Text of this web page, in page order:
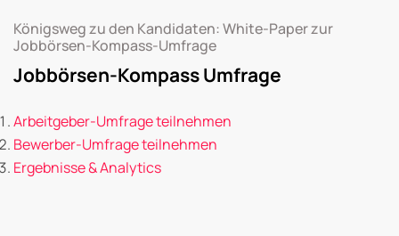
Königsweg zu den Kandidaten: White-Paper zur
Jobbörsen-Kompass-Umfrage
Jobbörsen-Kompass Umfrage
Arbeitgeber-Umfrage teilnehmen
Bewerber-Umfrage teilnehmen
Ergebnisse & Analytics